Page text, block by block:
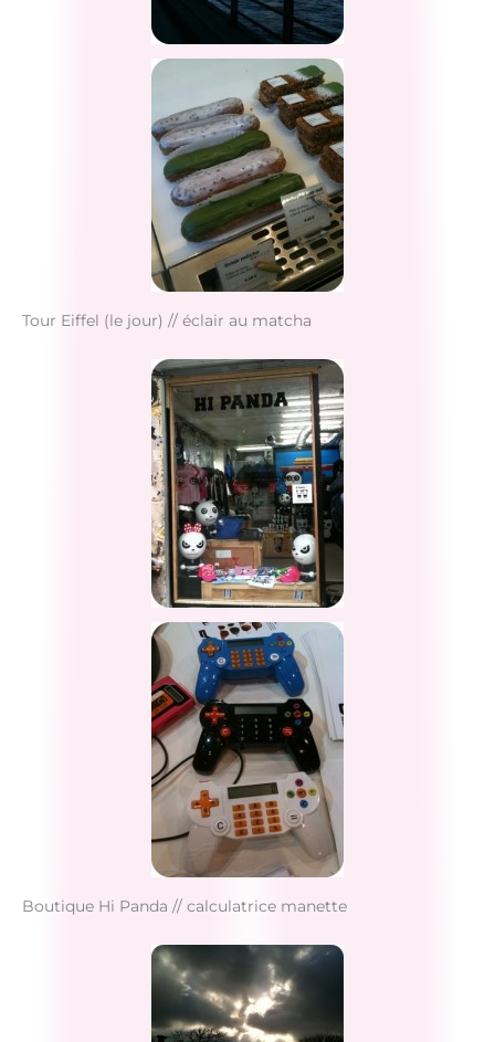
Tour Eiffel (le jour) // éclair au matcha
Boutique Hi Panda // calculatrice manette